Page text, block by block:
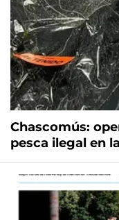
Chascomús:
pesca ilegal en